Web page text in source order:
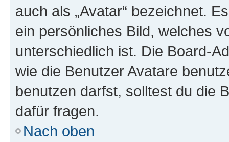
auch als „Avatar“ bezeichnet.
ein persönliches Bild, welches
unterschiedlich ist. Die Board-
wie die Benutzer Avatare
benutzen darfst, solltest du die
dafür fragen.
Nach oben